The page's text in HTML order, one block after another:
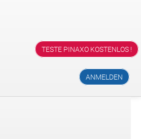
TESTE PINAXO KOSTENLOS !
ANMELDEN